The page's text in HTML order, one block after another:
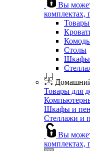
Вы
комплектах,
Товары
Столы
Шкафы
Товары для
Шкафы и
Стеллажи и
Вы
комплектах,